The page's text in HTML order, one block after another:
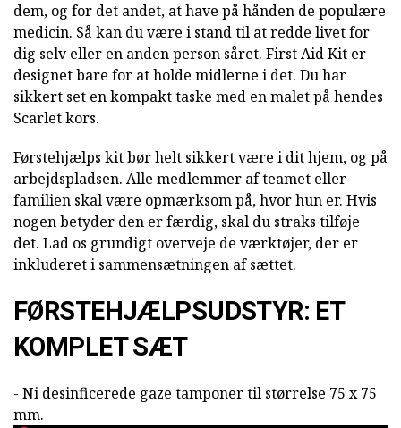
dem, og for det andet, at have på hånden de populære
medicin. Så kan du være i stand til at redde livet for
dig selv eller en anden person såret. First Aid Kit er
designet bare for at holde midlerne i det. Du har
sikkert set en kompakt taske med en malet på hendes
Scarlet kors.
Førstehjælps kit bør helt sikkert være i dit hjem, og på
arbejdspladsen. Alle medlemmer af teamet eller
familien skal være opmærksom på, hvor hun er. Hvis
nogen betyder den er færdig, skal du straks tilføje
det. Lad os grundigt overveje de værktøjer, der er
inkluderet i sammensætningen af sættet.
FØRSTEHJÆLPSUDSTYR: ET
KOMPLET SÆT
- Ni desinficerede gaze tamponer til størrelse 75 x 75
mm.